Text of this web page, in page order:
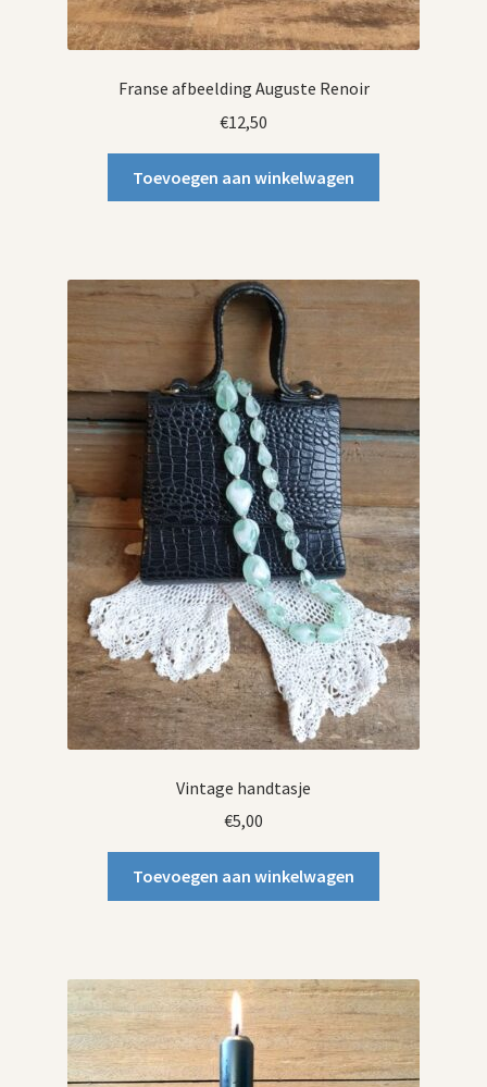
Franse afbeelding Auguste Renoir
€12,50
Toevoegen aan winkelwagen
Vintage handtasje
€5,00
Toevoegen aan winkelwagen